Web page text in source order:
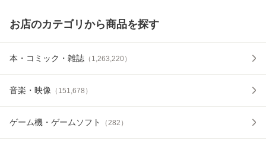
お店のカテゴリから商品を探す
本・コミック・雑誌 （ 1,263,220）
音楽・映像 （ 151,678 ）
ゲーム機・ゲームソフト （282 ）